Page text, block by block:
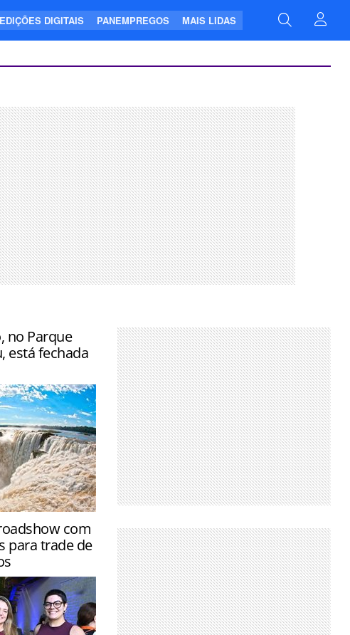
EDIÇÕES DIGITAIS PANEMPREGOS MAIS LIDAS
no Parque
está fechada
garantir a
durante o
água do rio
com
para trade de